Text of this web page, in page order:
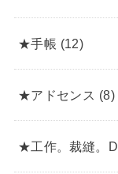
★手帳 (12)
★アドセンス (8)
★工作。裁縫。